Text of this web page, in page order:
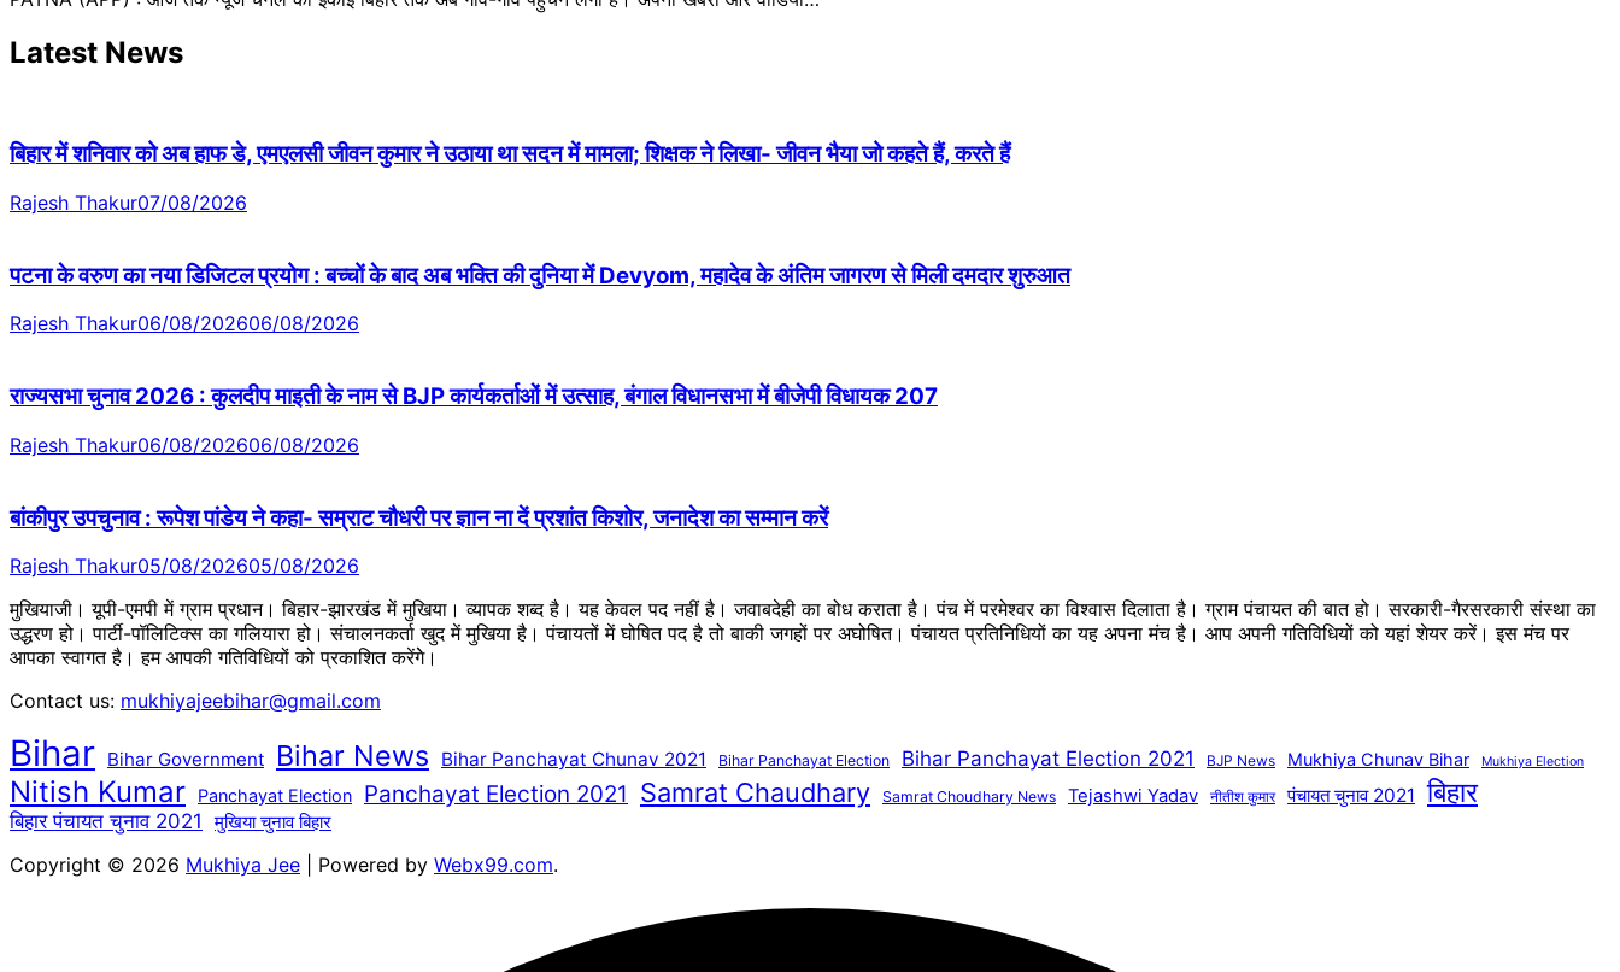
Latest News
बिहार में शनिवार को अब हाफ डे, एमएलसी जीवन कुमार ने उठाया था सदन में मामला; शिक्षक ने लिखा- जीवन भैया जो कहते हैं, करते हैं
Rajesh Thakur07/08/2026
पटना के वरुण का नया डिजिटल प्रयोग : बच्चों के बाद अब भक्ति की दुनिया में Devyom, महादेव के अंतिम जागरण से मिली दमदार शुरुआत
Rajesh Thakur06/08/202606/08/2026
राज्यसभा चुनाव 2026 : कुलदीप माइती के नाम से BJP कार्यकर्ताओं में उत्साह, बंगाल विधानसभा में बीजेपी विधायक 207
Rajesh Thakur06/08/202606/08/2026
बांकीपुर उपचुनाव : रूपेश पांडेय ने कहा- सम्राट चौधरी पर ज्ञान ना दें प्रशांत किशोर, जनादेश का सम्मान करें
Rajesh Thakur05/08/202605/08/2026
मुखियाजी। यूपी-एमपी में ग्राम प्रधान। बिहार-झारखंड में मुखिया। व्यापक शब्द है। यह केवल पद नहीं है। जवाबदेही का बोध कराता है। पंच में परमेश्वर का विश्वास दिलाता है। ग्राम पंचायत की बात हो। सरकारी-गैरसरकारी संस्था का
उद्धरण हो। पार्टी-पॉलिटिक्स का गलियारा हो। संचालनकर्ता खुद में मुखिया है। पंचायतों में घोषित पद है तो बाकी जगहों पर अघोषित। पंचायत प्रतिनिधियों का यह अपना मंच है। आप अपनी गतिविधियों को यहां शेयर करें। इस मंच पर
आपका स्वागत है। हम आपकी गतिविधियों को प्रकाशित करेंगेे।
Contact us: mukhiyajeebihar@gmail.com
Bihar Bihar Government Bihar News Bihar Panchayat Chunav 2021 Bihar Panchayat Election Bihar Panchayat Election 2021 BJP News Mukhiya Chunav Bihar Mukhiya Election
Nitish Kumar Panchayat Election Panchayat Election 2021 Samrat Chaudhary Samrat Choudhary News Tejashwi Yadav नीतीश कुमार पंचायत चुनाव 2021 बिहार
बिहार पंचायत चुनाव 2021 मुखिया चुनाव बिहार
Copyright © 2026 Mukhiya Jee | Powered by Webx99.com.